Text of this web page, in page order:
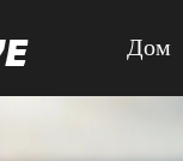
Дом